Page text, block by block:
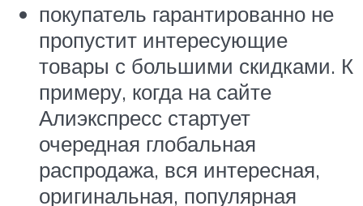
покупатель гарантированно не
пропустит интересующие
товары с большими скидками. К
примеру, когда на сайте
Алиэкспресс стартует
очередная глобальная
распродажа, вся интересная,
оригинальная, популярная